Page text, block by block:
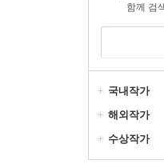
함께 검
국내작가
해외작가
수상작가